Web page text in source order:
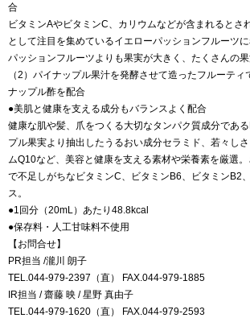
合
ビタミンAやビタミンC、カリウムなどが含まれるとさ
として注目を集めているイエローパッションフルーツ
パッションフルーツよりも果実が大きく、たくさんの果
（2）パイナップル果汁を発酵させて造ったフルーティ
ナップル酢を配合
●美肌と健康を支える成分もバランスよく配合
健康な肌や髪、爪をつくる大切なタンパク質成分であ
プル果実より抽出したうるおい成分セラミド、若々し
ムQ10など、美容と健康を支える素材や栄養素を厳選
で不足しがちなビタミンC、ビタミンB6、ビタミンB2
ス。
●1回分（20mL）あたり48.8kcal
●保存料・人工甘味料不使用
【お問合せ】
PR担当 /瀧川 朗子
TEL.044‐979‐2397（直） FAX.044‐979‐1885
IR担当 / 齋藤 映 / 星野 真由子
TEL.044-979-1620（直） FAX.044-979-2593